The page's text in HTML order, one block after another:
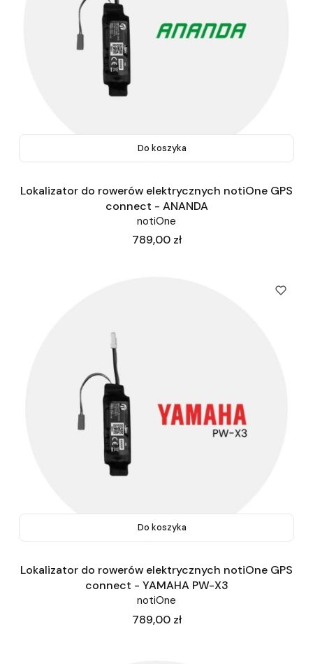
Do koszyka
Lokalizator do rowerów elektrycznych notiOne GPS
connect - ANANDA
notiOne
Cena
789,00 zł
Do koszyka
Lokalizator do rowerów elektrycznych notiOne GPS
connect - YAMAHA PW-X3
notiOne
Cena
789,00 zł